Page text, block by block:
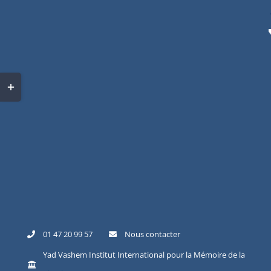
01 47 20 99 57
Nous contacter
Yad Vashem Institut International pour la Mémoire de la
Toggle
Sliding